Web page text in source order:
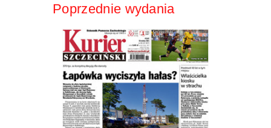
Poprzednie wydania